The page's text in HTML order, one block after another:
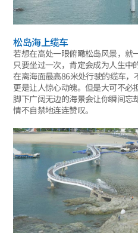
松岛海上缆车
若想在高处一眼俯瞰松岛风景，就
只要坐过一次，肯定会成为人生中
在离海面最高86米处行驶的缆车，
更是让人惊心动魄。但是大可不必
脚下广阔无边的海景会让你瞬间忘
情不自禁地连连赞叹。